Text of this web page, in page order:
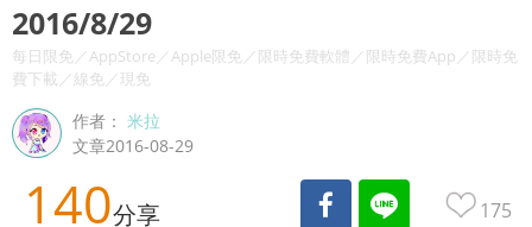
2016/8/29
每日限免／AppStore／Apple限免／限時免費軟體／限時免費App／限時免
費下載／線免／現免
作者：米拉
文章2016-08-29
140分享 175